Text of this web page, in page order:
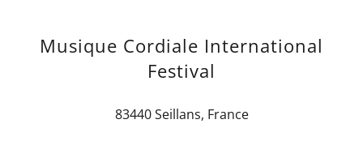
Musique Cordiale International
Festival
83440 Seillans, France